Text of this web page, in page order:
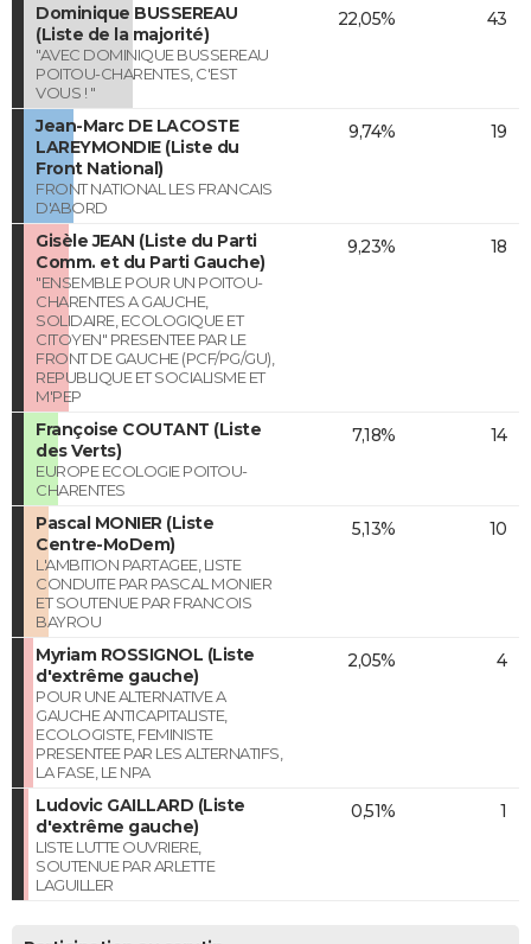
Dominique BUSSEREAU
(Liste de la majorité)
"AVEC DOMINIQUE BUSSEREAU
POITOU-CHARENTES, C'EST
VOUS ! "
22,05% 43
Jean-Marc DE LACOSTE
LAREYMONDIE (Liste du
Front National)
FRONT NATIONAL LES FRANCAIS
D'ABORD
9,74% 19
Gisèle JEAN (Liste du Parti
Comm. et du Parti Gauche)
"ENSEMBLE POUR UN POITOU-
CHARENTES A GAUCHE,
SOLIDAIRE, ECOLOGIQUE ET
CITOYEN" PRESENTEE PAR LE
FRONT DE GAUCHE (PCF/PG/GU),
REPUBLIQUE ET SOCIALISME ET
M'PEP
9,23% 18
Françoise COUTANT (Liste
des Verts)
EUROPE ECOLOGIE POITOU-
CHARENTES
7,18% 14
Pascal MONIER (Liste
Centre-MoDem)
L'AMBITION PARTAGEE, LISTE
CONDUITE PAR PASCAL MONIER
ET SOUTENUE PAR FRANCOIS
BAYROU
5,13% 10
Myriam ROSSIGNOL (Liste
d'extrême gauche)
POUR UNE ALTERNATIVE A
GAUCHE ANTICAPITALISTE,
ECOLOGISTE, FEMINISTE
PRESENTEE PAR LES ALTERNATIFS,
LA FASE, LE NPA
2,05% 4
Ludovic GAILLARD (Liste
d'extrême gauche)
LISTE LUTTE OUVRIERE,
SOUTENUE PAR ARLETTE
LAGUILLER
0,51% 1